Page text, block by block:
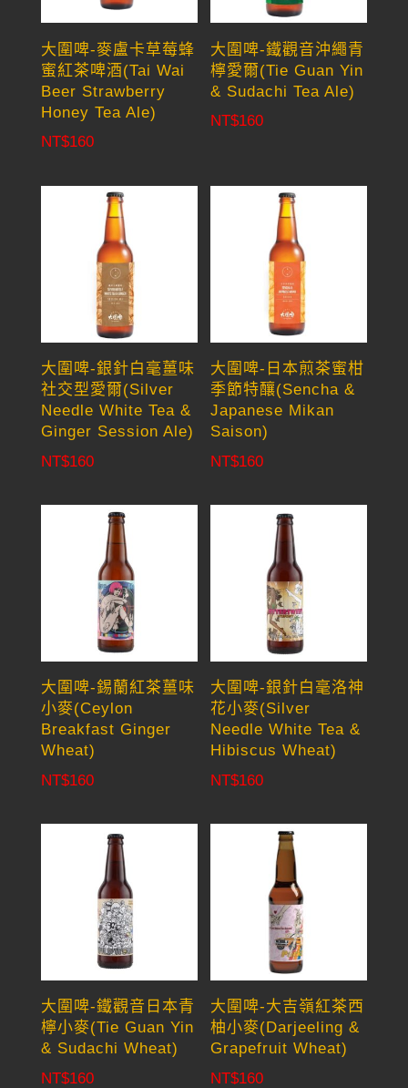
大圍啤-麥盧卡草莓蜂
蜜紅茶啤酒(Tai Wai
Beer Strawberry
Honey Tea Ale)
NT$160
大圍啤-鐵觀音沖繩青
檸愛爾(Tie Guan Yin
& Sudachi Tea Ale)
NT$160
大圍啤-銀針白毫薑味
社交型愛爾(Silver
Needle White Tea &
Ginger Session Ale)
NT$160
大圍啤-日本煎茶蜜柑
季節特釀(Sencha &
Japanese Mikan
Saison)
NT$160
大圍啤-錫蘭紅茶薑味
小麥(Ceylon
Breakfast Ginger
Wheat)
NT$160
大圍啤-銀針白毫洛神
花小麥(Silver
Needle White Tea &
Hibiscus Wheat)
NT$160
大圍啤-鐵觀音日本青
檸小麥(Tie Guan Yin
& Sudachi Wheat)
NT$160
大圍啤-大吉嶺紅茶西
柚小麥(Darjeeling &
Grapefruit Wheat)
NT$160